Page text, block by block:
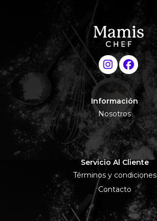
Información
Nosotros
Servicio Al Cliente
Términos y condiciones
Contacto